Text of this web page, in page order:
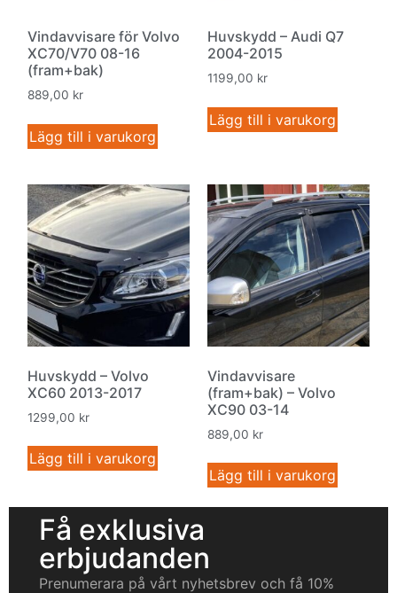
Vindavvisare för Volvo
XC70/V70 08-16
(fram+bak)
889,00 kr
Lägg till i varukorg
Huvskydd – Audi Q7
2004-2015
1199,00 kr
Lägg till i varukorg
Huvskydd – Volvo
XC60 2013-2017
1299,00 kr
Lägg till i varukorg
Vindavvisare
(fram+bak) – Volvo
XC90 03-14
889,00 kr
Lägg till i varukorg
Få exklusiva
erbjudanden
Prenumerara på vårt nyhetsbrev och få 10%